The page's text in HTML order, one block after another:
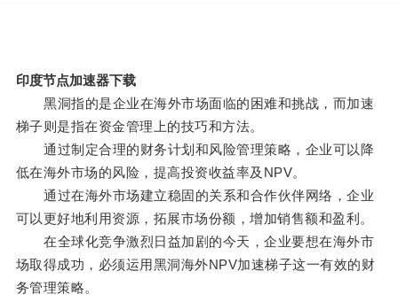
印度节点加速器下载
黑洞指的是企业在海外市场面临的困难和挑战，而加速
梯子则是指在资金管理上的技巧和方法。
通过制定合理的财务计划和风险管理策略，企业可以降
低在海外市场的风险，提高投资收益率及NPV。
通过在海外市场建立稳固的关系和合作伙伴网络，企业
可以更好地利用资源，拓展市场份额，增加销售额和盈利。
在全球化竞争激烈日益加剧的今天，企业要想在海外市
场取得成功，必须运用黑洞海外NPV加速梯子这一有效的财
务管理策略。